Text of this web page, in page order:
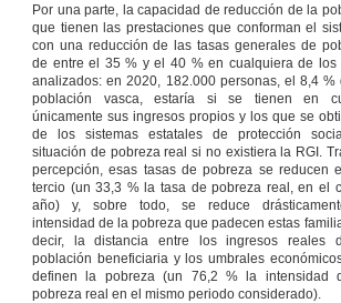
percibidas.
Artículo 65
Reintegro de las
ayudas de
emergencia social
indebidamente
percibidas.
Artículo 66
Prescripción.
TÍTULOIII
PROCEDIMIENTOS
CAPÍTULO
I
DISPOSICIONES
GENERALES
Por una parte, la capacidad de reducción de la
que tienen las prestaciones que conforman el
con una reducción de las tasas generales de
de entre el 35 % y el 40 % en cualquiera de los
analizados: en 2020, 182.000 personas, el 8,4 %
población vasca, estaría si se tienen en
únicamente sus ingresos propios y los que se
de los sistemas estatales de protección
situación de pobreza real si no existiera la RGI.
percepción, esas tasas de pobreza se reducen
tercio (un 33,3 % la tasa de pobreza real, en el
año) y, sobre todo, se reduce
intensidad de la pobreza que padecen estas
decir, la distancia entre los ingresos reales
población beneficiaria y los umbrales
definen la pobreza (un 76,2 % la intensidad
pobreza real en el mismo periodo considerado).